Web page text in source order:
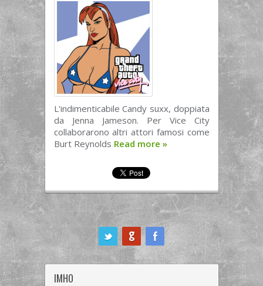
L'indimenticabile Candy suxx, doppiata
da Jenna Jameson. Per Vice City
collaborarono altri attori famosi come
Burt Reynolds Read more »
IMHO